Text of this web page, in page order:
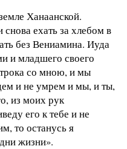
Ханаанской.
ехать за хлебом в
без Вениамина. Иуда
и младшего своего
со мною, и мы
и не умрем и мы, и ты,
из моих рук
его к тебе и не
то останусь я
жизни».